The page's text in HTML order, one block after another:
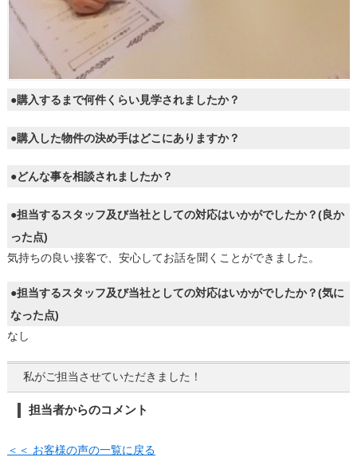
●購入するまで何件くらい見学されましたか？
●購入した物件の決め手はどこにありますか？
●どんな事を相談されましたか？
●担当するスタッフ及び当社としての対応はいかがでしたか？(良か
った点)
気持ちの良い接客で、安心してお話を聞くことができました。
●担当するスタッフ及び当社としての対応はいかがでしたか？(気に
なった点)
なし
私がご担当させていただきました！
担当者からのコメント
＜＜ お客様の声の一覧に戻る